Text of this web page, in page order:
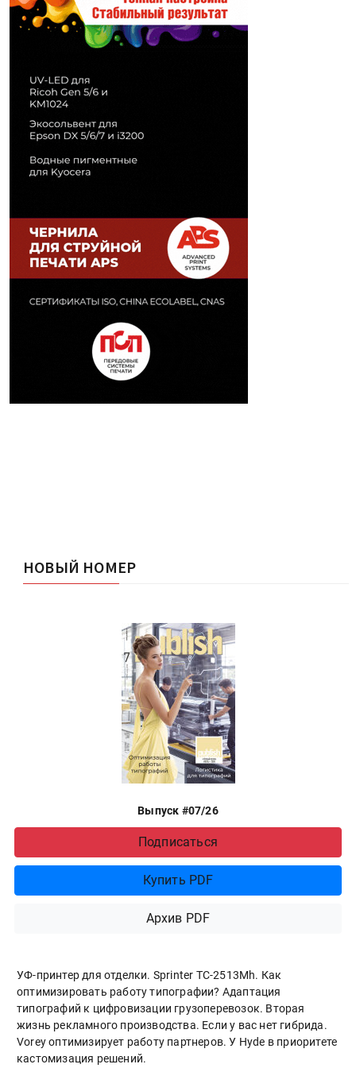
НОВЫЙ НОМЕР
Выпуск #07/26
Подписаться
Купить PDF
Архив PDF
УФ-принтер для отделки. Sprinter ТС-2513Mh. Как
оптимизировать работу типографии? Адаптация
типографий к цифровизации грузоперевозок. Вторая
жизнь рекламного производства. Если у вас нет гибрида.
Vorey оптимизирует работу партнеров. У Hyde в приоритете
кастомизация решений.